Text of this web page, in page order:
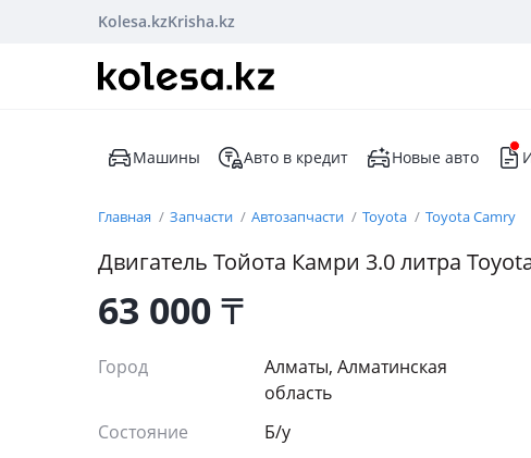
Kolesa.kzKrisha.kz
Машины Авто в кредит Новые авто
Главная Запчасти Автозапчасти Toyota Toyota Camry
Двигатель Тойота Камри 3.0 литра
63 000₸
Город
Алматы, Алматинская
область
Состояние
Б/y